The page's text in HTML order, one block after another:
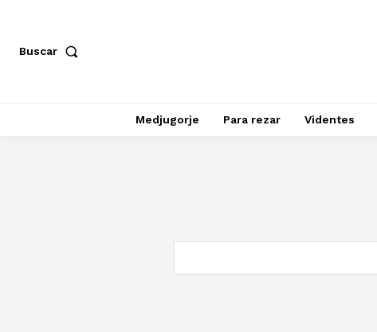
Buscar
Medjugorje Para rezar Videntes